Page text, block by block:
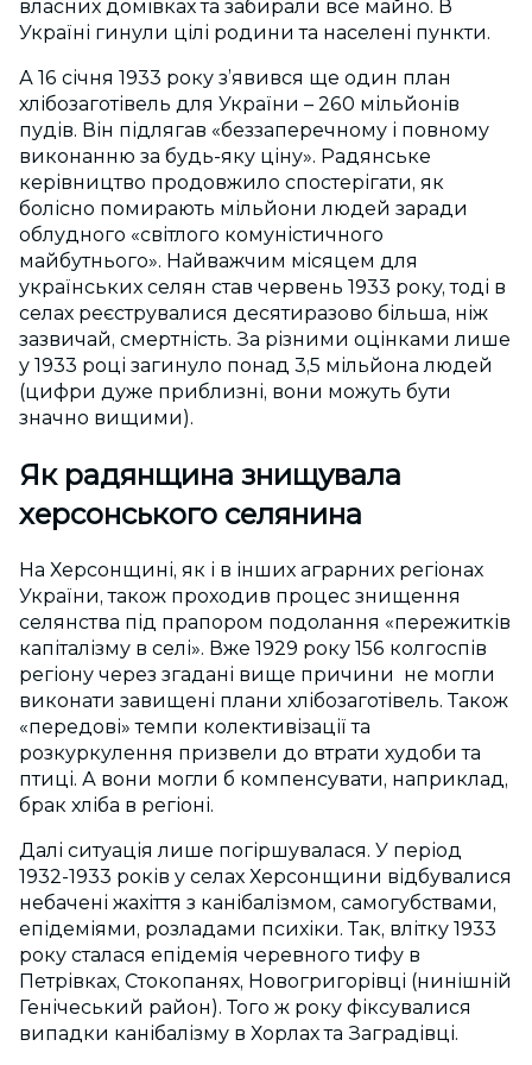
власних домівках та забирали все майно. В
Україні гинули цілі родини та населені пункти.
А 16 січня 1933 року з’явився ще один план
хлібозаготівель для України – 260 мільйонів
пудів. Він підлягав «беззаперечному і повному
виконанню за будь-яку ціну». Радянське
керівництво продовжило спостерігати, як
болісно помирають мільйони людей заради
облудного «світлого комуністичного
майбутнього». Найважчим місяцем для
українських селян став червень 1933 року, тоді в
селах реєструвалися десятиразово більша, ніж
зазвичай, смертність. За різними оцінками лише
у 1933 році загинуло понад 3,5 мільйона людей
(цифри дуже приблизні, вони можуть бути
значно вищими).
Як радянщина знищувала
херсонського селянина
На Херсонщині, як і в інших аграрних регіонах
України, також проходив процес знищення
селянства під прапором подолання «пережитків
капіталізму в селі». Вже 1929 року 156 колгоспів
регіону через згадані вище причини не могли
виконати завищені плани хлібозаготівель. Також
«передові» темпи колективізації та
розкуркулення призвели до втрати худоби та
птиці. А вони могли б компенсувати, наприклад,
брак хліба в регіоні.
Далі ситуація лише погіршувалася. У період
1932-1933 років у селах Херсонщини відбувалися
небачені жахіття з канібалізмом, самогубствами,
епідеміями, розладами психіки. Так, влітку 1933
року сталася епідемія черевного тифу в
Петрівках, Стокопанях, Новогригорівці (нинішній
Генічеський район). Того ж року фіксувалися
випадки канібалізму в Хорлах та Заградівці.